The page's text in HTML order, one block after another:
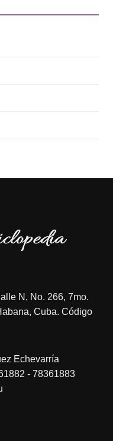
N, No. 266, 7mo.
Cuba. Código
Echevarría
- 78361883